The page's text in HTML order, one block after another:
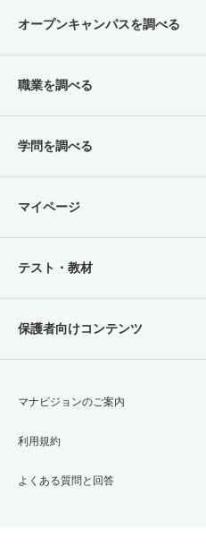
オープンキャンパスを調べる
職業を調べる
学問を調べる
マイページ
テスト・教材
保護者向けコンテンツ
マナビジョンのご案内
利用規約
よくある質問と回答